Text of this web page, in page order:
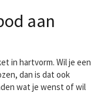
aan
in hartvorm. Wil je een
dan is dat ook
wat je wenst of wil